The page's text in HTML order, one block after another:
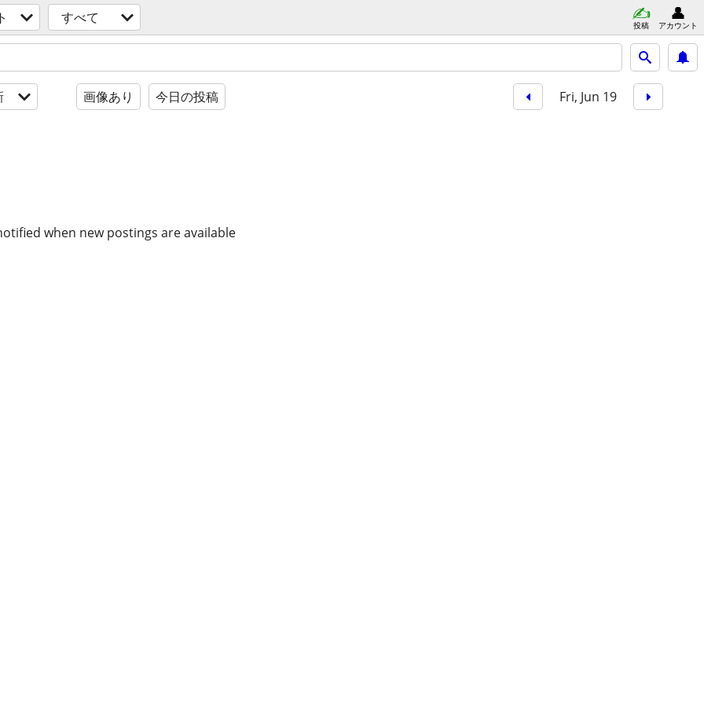
すべて 投稿 アカウント
画像あり 今日の投稿 Fri, Jun 19
when new postings are available